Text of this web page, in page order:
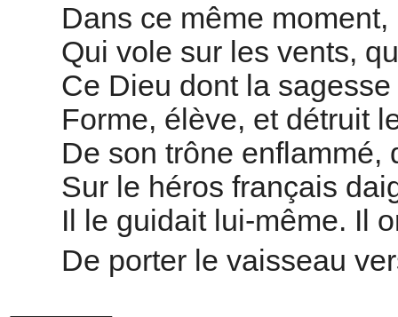
Dans ce même moment,
Qui vole sur les vents,
Ce Dieu dont la
Forme, élève, et détruit
De son trône enflammé,
Sur le héros français
Il le guidait lui-même. Il
De porter le vaisseau